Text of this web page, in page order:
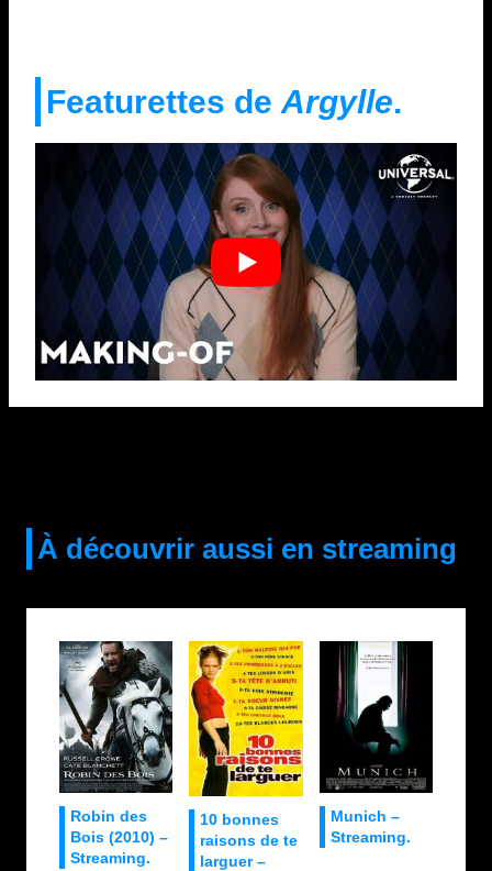
Featurettes de Argylle.
À découvrir aussi en streaming
Robin des
Bois (2010) –
Streaming.
10 bonnes
raisons de te
larguer –
Munich –
Streaming.